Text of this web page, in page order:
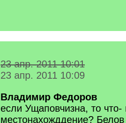
23 апр. 2011 10:01
23 апр. 2011 10:09
Владимир Федоров
если Ущаповчизна, то что-
местонахожддение?